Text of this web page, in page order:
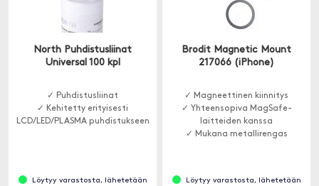
North Puhdistusliinat
Universal 100 kpl
✓ Puhdistusliinat
✓ Kehitetty erityisesti
LCD/LED/PLASMA puhdistukseen
Löytyy varastosta, lähetetään
Brodit Magnetic Mount
217066 (iPhone)
✓ Magneettinen kiinnitys
✓ Yhteensopiva MagSafe-
laitteiden kanssa
✓ Mukana metallirengas
Löytyy varastosta, lähetetään